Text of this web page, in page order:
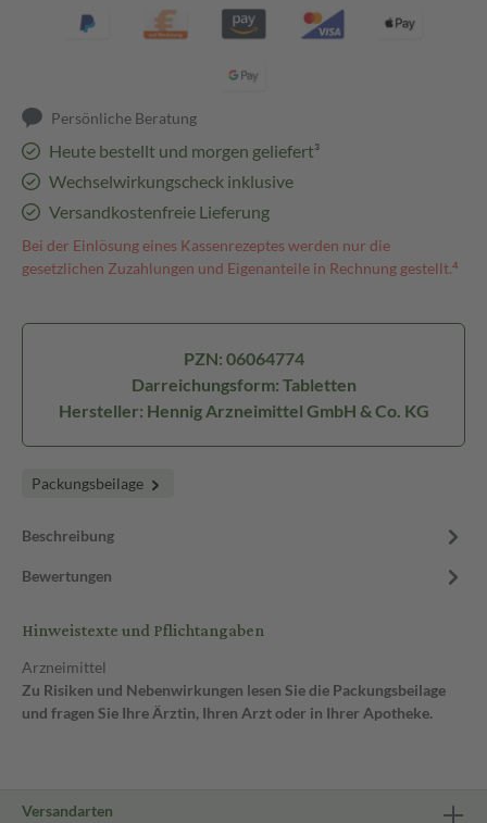
Persönliche Beratung
Heute bestellt und morgen geliefert³
Wechselwirkungscheck inklusive
Versandkostenfreie Lieferung
Bei der Einlösung eines Kassenrezeptes werden nur die
gesetzlichen Zuzahlungen und Eigenanteile in Rechnung gestellt.⁴
PZN: 06064774
Darreichungsform: Tabletten
Hersteller: Hennig Arzneimittel GmbH & Co. KG
Packungsbeilage
Beschreibung
Bewertungen
Hinweistexte und Pflichtangaben
Arzneimittel
Zu Risiken und Nebenwirkungen lesen Sie die Packungsbeilage
und fragen Sie Ihre Ärztin, Ihren Arzt oder in Ihrer Apotheke.
Versandarten